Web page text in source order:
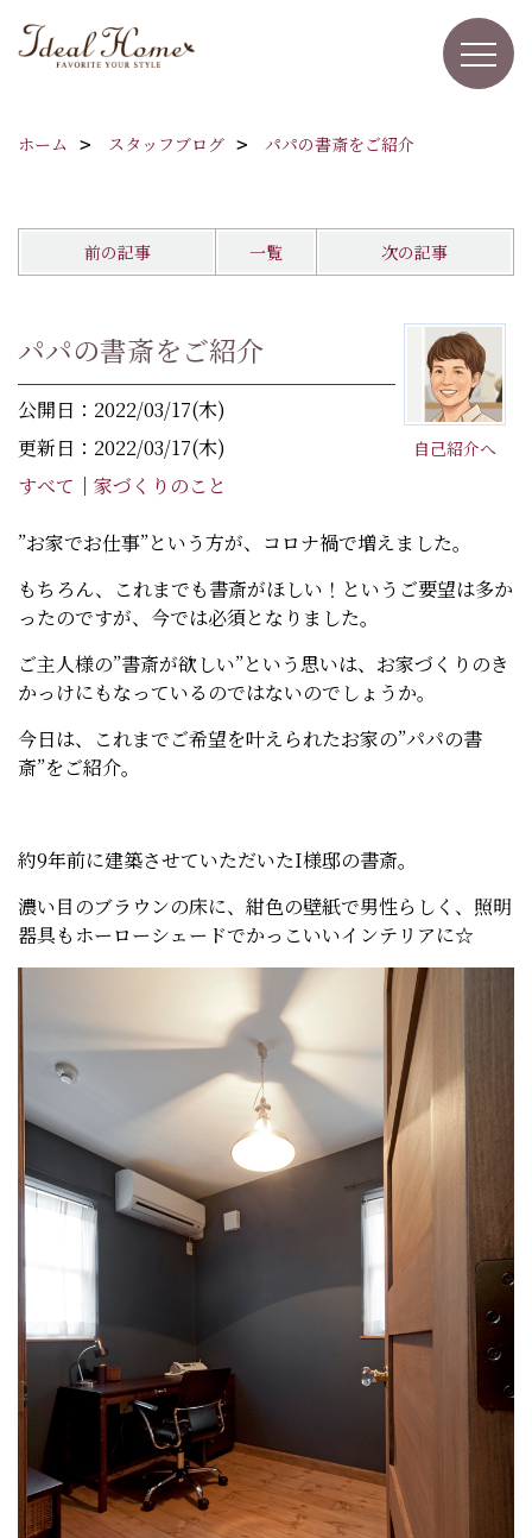
ホーム スタッフブログ パパの書斎をご紹介
前の記事 一覧 次の記事
自己紹介へ
パパの書斎をご紹介
公開日：2022/03/17(木)
更新日：2022/03/17(木)
すべて ｜ 家づくりのこと
”お家でお仕事”という方が、コロナ禍で増えました。
もちろん、これまでも書斎がほしい！というご要望は多か
ったのですが、今では必須となりました。
ご主人様の”書斎が欲しい”という思いは、お家づくりのき
かっけにもなっているのではないのでしょうか。
今日は、これまでご希望を叶えられたお家の”パパの書
斎”をご紹介。
約9年前に建築させていただいたI様邸の書斎。
濃い目のブラウンの床に、紺色の壁紙で男性らしく、照明
器具もホーローシェードでかっこいいインテリアに☆